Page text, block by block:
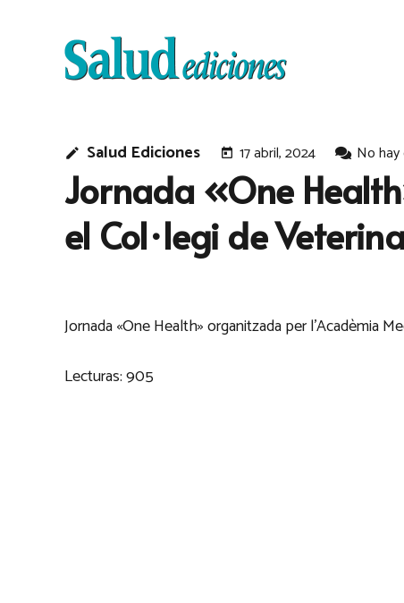
edit Salud Ediciones today 17 abril, 2024 No
Jornada «One
el Col·legi de
Jornada «One Health» organitzada per l’Acadèmia
Lecturas:905